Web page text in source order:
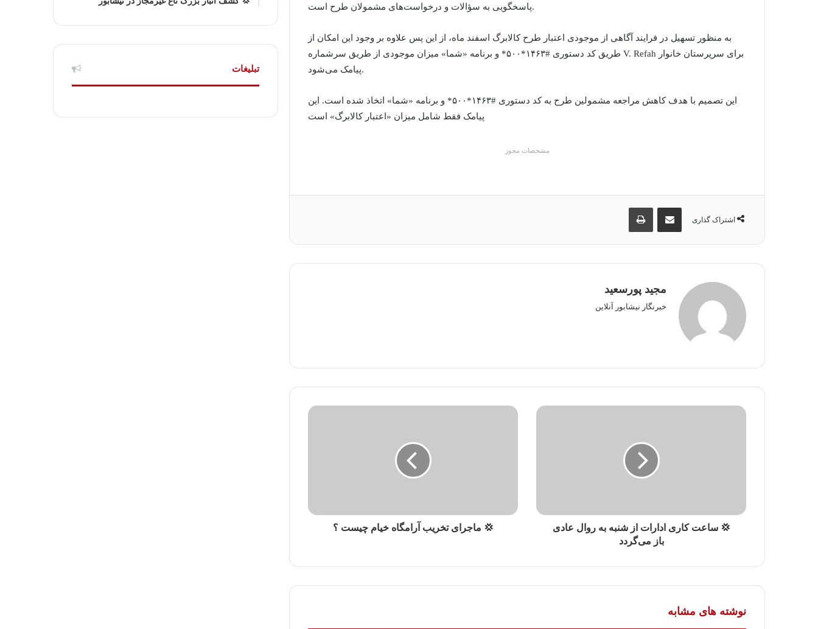
پاسخگویی به سؤالات و درخواست‌های مشمولان طرح است.
به منظور تسهیل در فرایند آگاهی از موجودی اعتبار طرح کالابرگ اسفند ماه، از این پس علاوه بر وجود این امکان از
طریق کد دستوری #۱۴۶۳*۵۰۰* و برنامه «شما» میزان موجودی از طریق سرشماره V. Refah برای سرپرستان خانوار
پیامک می‌شود.
این تصمیم با هدف کاهش مراجعه مشمولین طرح به کد دستوری #۱۴۶۳*۵۰۰* و برنامه «شما» اتخاذ شده است. این
پیامک فقط شامل میزان «اعتبار کالابرگ» است
مشخصات مجوز
اشتراک گذاری
اشتراک گذاری از طریق ایمیل
مجید پورسعید
خبرنگار نیشابور آنلاین
💢 ساعت کاری ادارات از شنبه به روال عادی
باز می‌گردد
💢 ماجرای تخریب آرامگاه خیام چیست ؟
نوشته های مشابه
تبلیغات